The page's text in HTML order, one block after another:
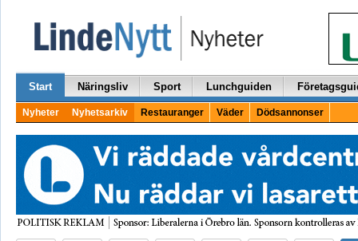
Start Näringsliv Sport Lunchguiden
Nyheter Nyhetsarkiv Restauranger Väder Dödsannonser